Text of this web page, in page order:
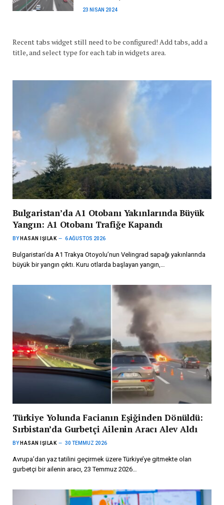
23 NISAN 2024
Recent tabs widget still need to be configured! Add tabs, add a
title, and select type for each tab in widgets area.
Bulgaristan’da A1 Otobanı Yakınlarında Büyük
Yangın: A1 Otobanı Trafiğe Kapandı
BY HASAN IŞILAK 6 AĞUSTOS 2026
Bulgaristan’da A1 Trakya Otoyolu’nun Velingrad sapağı yakınlarında
büyük bir yangın çıktı. Kuru otlarda başlayan yangın,…
Türkiye Yolunda Facianın Eşiğinden Dönüldü:
Sırbistan’da Gurbetçi Ailenin Aracı Alev Aldı
BY HASAN IŞILAK 30 TEMMUZ 2026
Avrupa’dan yaz tatilini geçirmek üzere Türkiye’ye gitmekte olan
gurbetçi bir ailenin aracı, 23 Temmuz 2026…